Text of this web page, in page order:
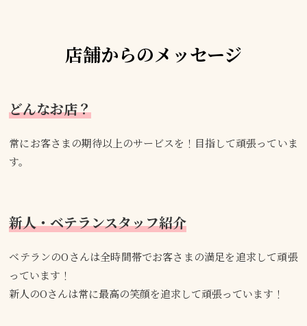
店舗からのメッセージ
どんなお店？
常にお客さまの期待以上のサービスを！目指して頑張っていま
す。
新人・ベテランスタッフ紹介
ベテランのOさんは全時間帯でお客さまの満足を追求して頑張
っています！
新人のOさんは常に最高の笑顔を追求して頑張っています！